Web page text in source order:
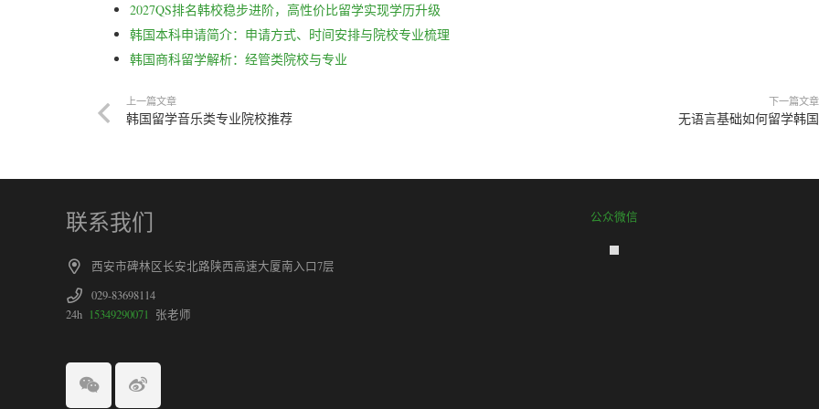
2027QS排名韩校稳步进阶，高性价比留学实现学历升级
韩国本科申请简介：申请方式、时间安排与院校专业梳理
韩国商科留学解析：经管类院校与专业
上一篇文章
韩国留学音乐类专业院校推荐
下一篇文章
无语言基础如何留学韩国
联系我们
西安市碑林区长安北路陕西高速大厦南入口7层
029-83698114
24h 15349290071 张老师
公众微信